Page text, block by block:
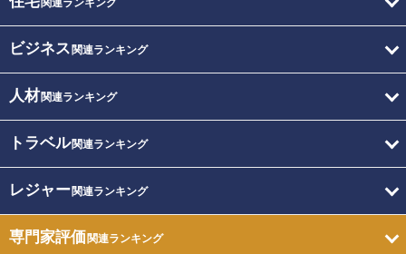
関連ランキング
ビジネス 関連ランキング
人材関連ランキング
トラベル関連ランキング
レジャー関連ランキング
専門家評価関連ランキング